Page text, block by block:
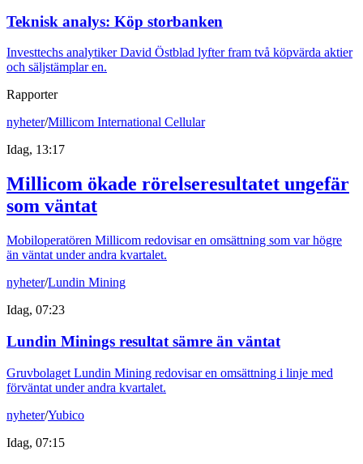
Teknisk analys: Köp storbanken
Investtechs analytiker David Östblad lyfter fram två köpvärda aktier
och säljstämplar en.
Rapporter
nyheter/Millicom International Cellular
Idag, 13:17
Millicom ökade rörelseresultatet ungefär
som väntat
Mobiloperatören Millicom redovisar en omsättning som var högre
än väntat under andra kvartalet.
nyheter/Lundin Mining
Idag, 07:23
Lundin Minings resultat sämre än väntat
Gruvbolaget Lundin Mining redovisar en omsättning i linje med
förväntat under andra kvartalet.
nyheter/Yubico
Idag, 07:15